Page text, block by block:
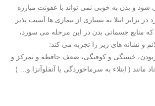
شود و بدن به خوبی نمی تواند با عفونت مبارزه
برابر ابتلا به بسیاری از بیماری ها آسیب پذیر
منابع جسمانی بدن در این مرحله می سوزد،
و نشانه های زیر را تجربه می کند:
خستگی و کوفتگی، ضعف حافظه و تمرکز و
مانند ( ابتلاء به سرماخوردگی یا آنفلوآنزا و… )